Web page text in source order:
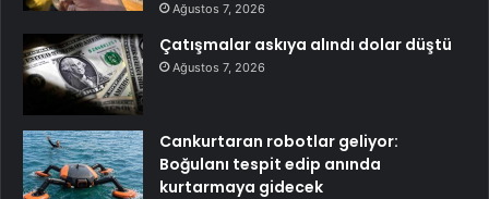
Ağustos 7, 2026
Çatışmalar askıya alındı dolar düştü
Ağustos 7, 2026
Cankurtaran robotlar geliyor:
Boğulanı tespit edip anında
kurtarmaya gidecek